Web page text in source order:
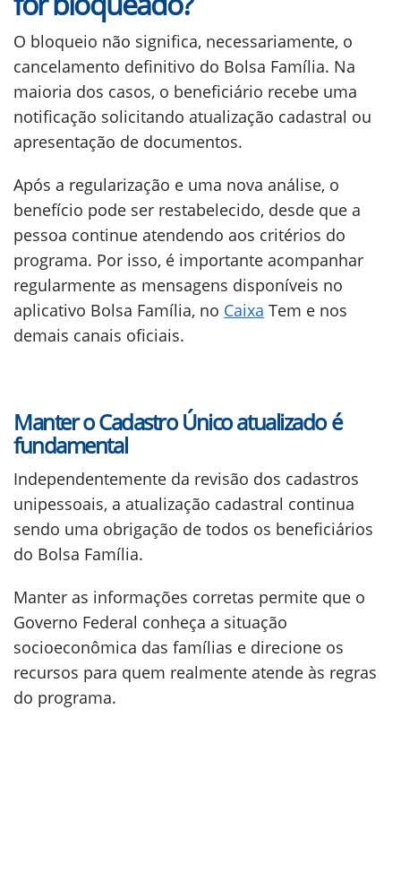
O bloqueio não significa, necessariamente, o
cancelamento definitivo do Bolsa Família. Na
maioria dos casos, o beneficiário recebe uma
notificação solicitando atualização cadastral ou
apresentação de documentos.
Após a regularização e uma nova análise, o
benefício pode ser restabelecido, desde que a
pessoa continue atendendo aos critérios do
programa. Por isso, é importante acompanhar
regularmente as mensagens disponíveis no
aplicativo Bolsa Família, no Caixa Tem e nos
demais canais oficiais.
Manter o Cadastro Único atualizado é
fundamental
Independentemente da revisão dos cadastros
unipessoais, a atualização cadastral continua
sendo uma obrigação de todos os beneficiários
do Bolsa Família.
Manter as informações corretas permite que o
Governo Federal conheça a situação
socioeconômica das famílias e direcione os
recursos para quem realmente atende às regras
do programa.